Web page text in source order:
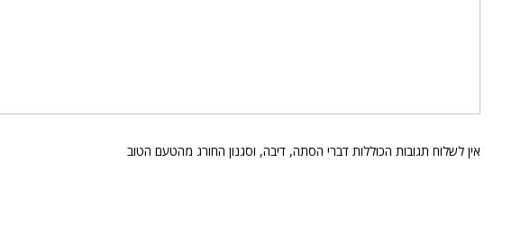
אין לשלוח תגובות הכוללות דברי הסתה, דיבה, וסגנון החורג מהטעם הטוב